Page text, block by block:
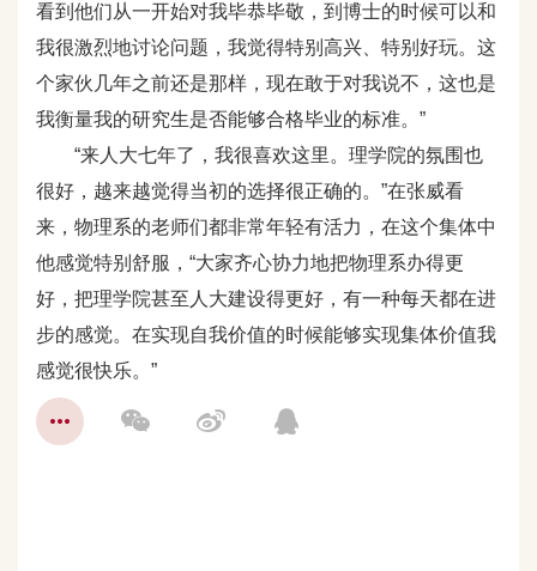
看到他们从一开始对我毕恭毕敬，到博士的时候可以和
我很激烈地讨论问题，我觉得特别高兴、特别好玩。这
个家伙几年之前还是那样，现在敢于对我说不，这也是
我衡量我的研究生是否能够合格毕业的标准。”
“来人大七年了，我很喜欢这里。理学院的氛围也
很好，越来越觉得当初的选择很正确的。”在张威看
来，物理系的老师们都非常年轻有活力，在这个集体中
他感觉特别舒服，“大家齐心协力地把物理系办得更
好，把理学院甚至人大建设得更好，有一种每天都在进
步的感觉。在实现自我价值的时候能够实现集体价值我
感觉很快乐。”